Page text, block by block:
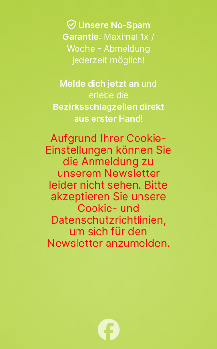
Unsere No-Spam
Garantie: Maximal 1x /
Woche - Abmeldung
jederzeit möglich!
Melde dich jetzt an und
erlebe die
Bezirksschlagzeilen direkt
aus erster Hand!
Aufgrund Ihrer Cookie-
Einstellungen können Sie
die Anmeldung zu
unserem Newsletter
leider nicht sehen. Bitte
akzeptieren Sie unsere
Cookie- und
Datenschutzrichtlinien,
um sich für den
Newsletter anzumelden.